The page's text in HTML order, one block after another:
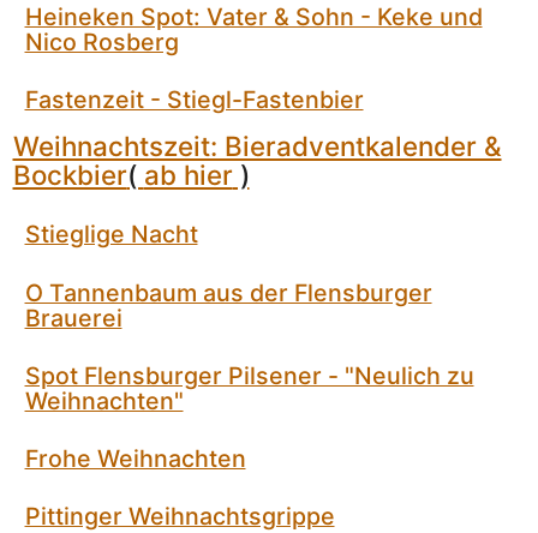
Heineken Spot: Vater & Sohn - Keke und
Nico Rosberg
Fastenzeit - Stiegl-Fastenbier
Weihnachtszeit: Bieradventkalender &
Bockbier( ab hier)
Stieglige Nacht
O Tannenbaum aus der Flensburger
Brauerei
Spot Flensburger Pilsener - "Neulich zu
Weihnachten"
Frohe Weihnachten
Pittinger Weihnachtsgrippe